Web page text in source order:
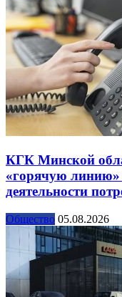
КГК Минской
«горячую
деятельности
Общество 05.08.2026